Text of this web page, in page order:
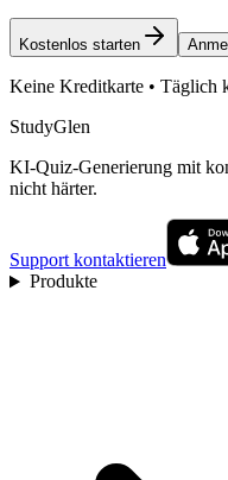
Kostenlos starten
Keine Kreditkarte • Täglich
StudyGlen
KI-Quiz-Generierung mit
nicht härter.
Support kontaktieren
Produkte